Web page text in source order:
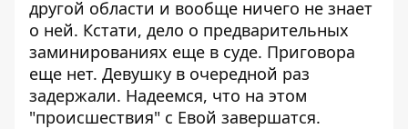
другой области и вообще ничего не знает
о ней. Кстати, дело о предварительных
заминированиях еще в суде. Приговора
еще нет. Девушку в очередной раз
задержали. Надеемся, что на этом
"происшествия" с Евой завершатся.